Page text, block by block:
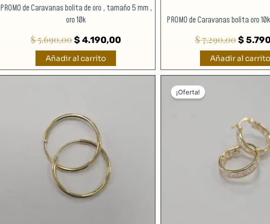
PROMO de Caravanas bolita de oro , tamaño 5 mm ,
oro 10k
$5.690,00$4.190,00
Añadir al carrito
PROMO de Caravanas bolita oro
$7.290,00$
Añadir al carrito
¡Oferta!
era:
$